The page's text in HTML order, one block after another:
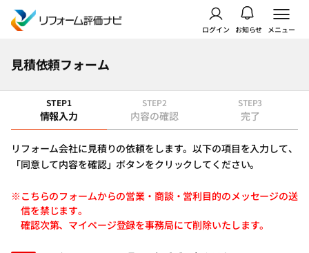
ログイン お知らせ メニュー
見積依頼フォーム
STEP1
情報入力
STEP2
内容の確認
STEP3
完了
リフォーム会社に見積りの依頼をします。以下の項目を入力して、
「同意して内容を確認」ボタンをクリックしてください。
※こちらのフォームからの営業・商談・営利目的のメッセージの送
信を禁じます。
確認次第、マイページ登録を事務局にて削除いたします。